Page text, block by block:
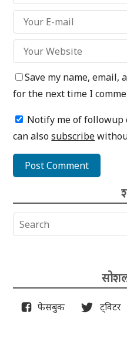
Save my name,
for the next time I
Notify me of followup
can alsosubscribe
फेसबुक ट्विटर